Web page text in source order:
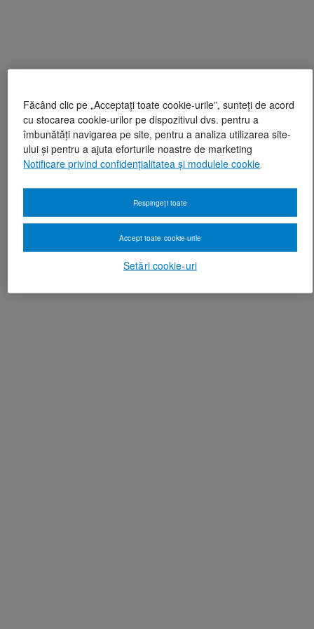
Făcând clic pe „Acceptați toate cookie-urile”, sunteți de acord
cu stocarea cookie-urilor pe dispozitivul dvs. pentru a
îmbunătăți navigarea pe site, pentru a analiza utilizarea site-
ului și pentru a ajuta eforturile noastre de marketing
Notificare privind confidențialitatea și modulele cookie
Setări cookie-uri
Respingeți toate
Accept toate cookie-urile